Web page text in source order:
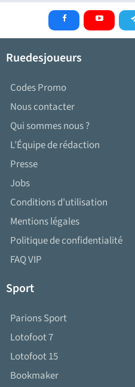
Ruedesjoueurs
Codes Promo
Nous contacter
Qui sommes nous ?
L’Équipe de rédaction
Presse
Jobs
Conditions d'utilisation
Mentions légales
Politique de confidentialité
FAQ VIP
Sport
Parions Sport
Lotofoot 7
Lotofoot 15
Bookmaker